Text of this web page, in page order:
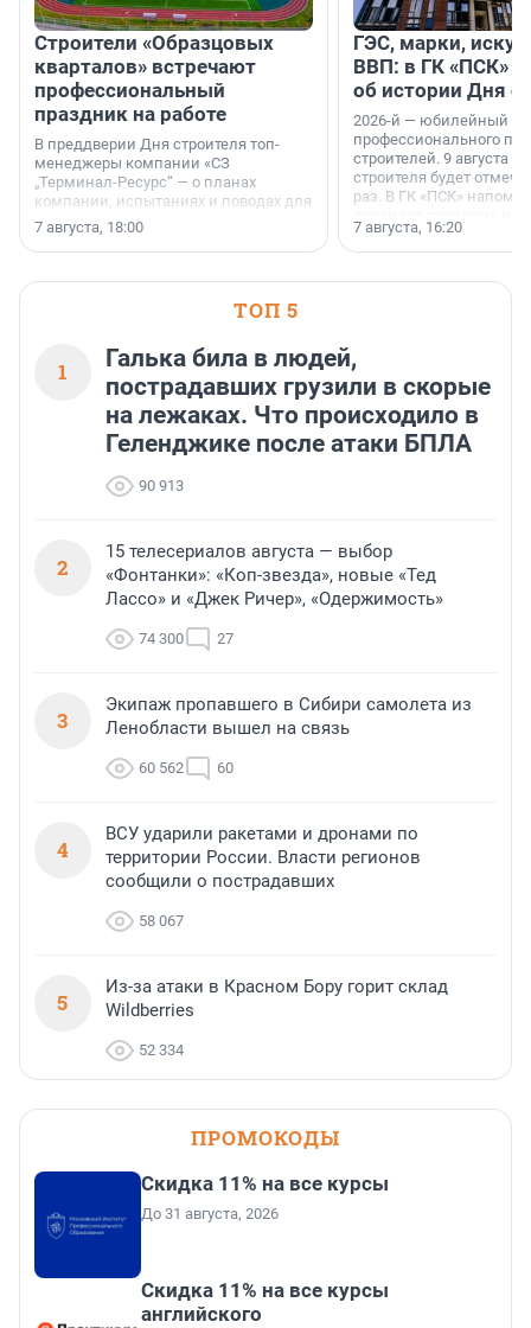
Строители «Образцовых
кварталов» встречают
профессиональный
праздник на работе
В преддверии Дня строителя топ-
менеджеры компании «СЗ
„Терминал-Ресурс“ — о планах
компании, испытаниях и поводах для
осторожного оптимизма.
7 августа, 18:00
ГЭС, марки,
ВВП: в ГК «ПСК»
об истории Дня
2026-й — юбилейный
профессионального
строителей. 9 августа
строителя будет
раз. В ГК «ПСК»
поменялась роль
7 августа, 16:20
ТОП 5
1
Галька била в людей,
пострадавших грузили в скорые
на лежаках. Что происходило в
Геленджике после атаки БПЛА
90 913
2
15 телесериалов августа — выбор
«Фонтанки»: «Коп-звезда», новые «Тед
Лассо» и «Джек Ричер», «Одержимость»
74 300 27
3
Экипаж пропавшего в Сибири самолета из
Ленобласти вышел на связь
60 562 60
4
ВСУ ударили ракетами и дронами по
территории России. Власти регионов
сообщили о пострадавших
58 067
5
Из-за атаки в Красном Бору горит склад
Wildberries
52 334
ПРОМОКОДЫ
Скидка 11% на все курсы
До 31 августа, 2026
Скидка 11% на все курсы
английского